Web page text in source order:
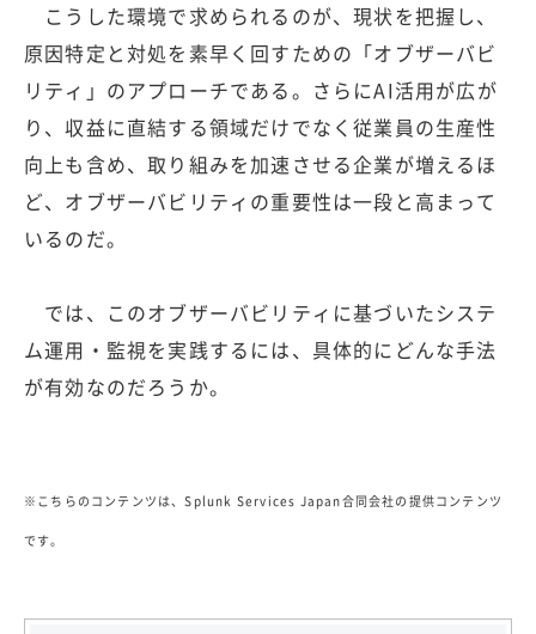
こうした環境で求められるのが、現状を把握し、
原因特定と対処を素早く回すための「オブザーバビ
リティ」のアプローチである。さらにAI活用が広が
り、収益に直結する領域だけでなく従業員の生産性
向上も含め、取り組みを加速させる企業が増えるほ
ど、オブザーバビリティの重要性は一段と高まって
いるのだ。
では、このオブザーバビリティに基づいたシステ
ム運用・監視を実践するには、具体的にどんな手法
が有効なのだろうか。
※こちらのコンテンツは、Splunk Services Japan合同会社の提供コンテンツ
です。